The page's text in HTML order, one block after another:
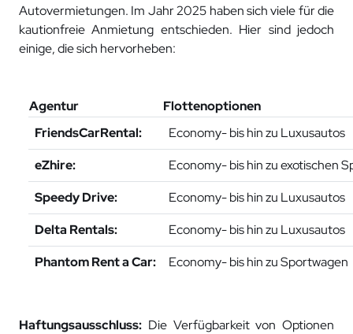
Autovermietungen. Im Jahr 2025 haben sich viele für die
kautionfreie Anmietung entschieden. Hier sind jedoch
einige, die sich hervorheben:
Agentur
Flottenoptionen
FriendsCarRental:
Economy- bis hin zu Luxusautos
eZhire:
Economy- bis hin zu exotischen
Speedy Drive:
Economy- bis hin zu Luxusautos
Delta Rentals:
Economy- bis hin zu Luxusautos
Phantom Rent a Car:
Economy- bis hin zu Sportwagen
Haftungsausschluss: Die Verfügbarkeit von Optionen